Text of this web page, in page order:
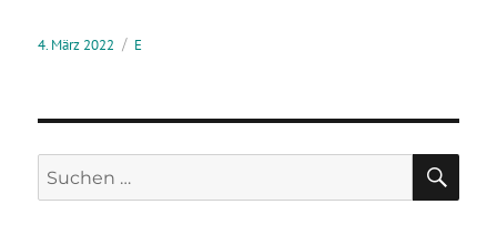
4. März 2022 E